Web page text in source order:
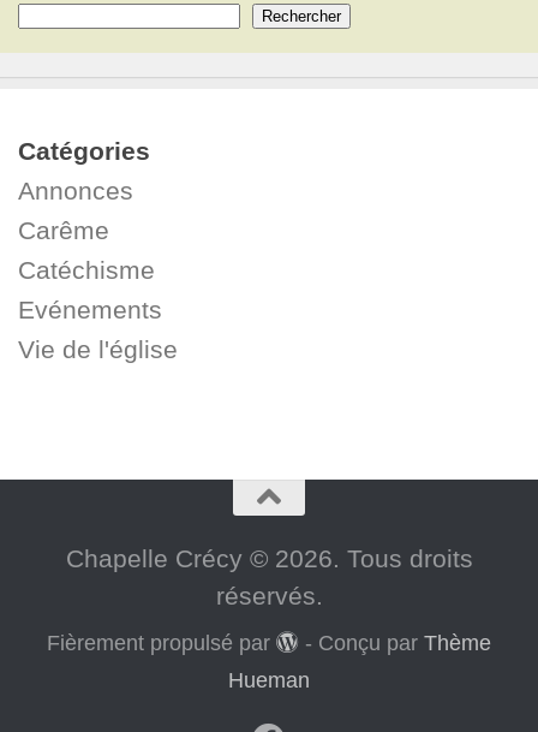
Rechercher
Catégories
Annonces
Carême
Catéchisme
Evénements
Vie de l'église
Chapelle Crécy © 2026. Tous droits
réservés.
Fièrement propulsé par - Conçu par Thème
Hueman